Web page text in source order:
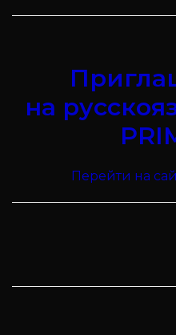
на
Перейти на